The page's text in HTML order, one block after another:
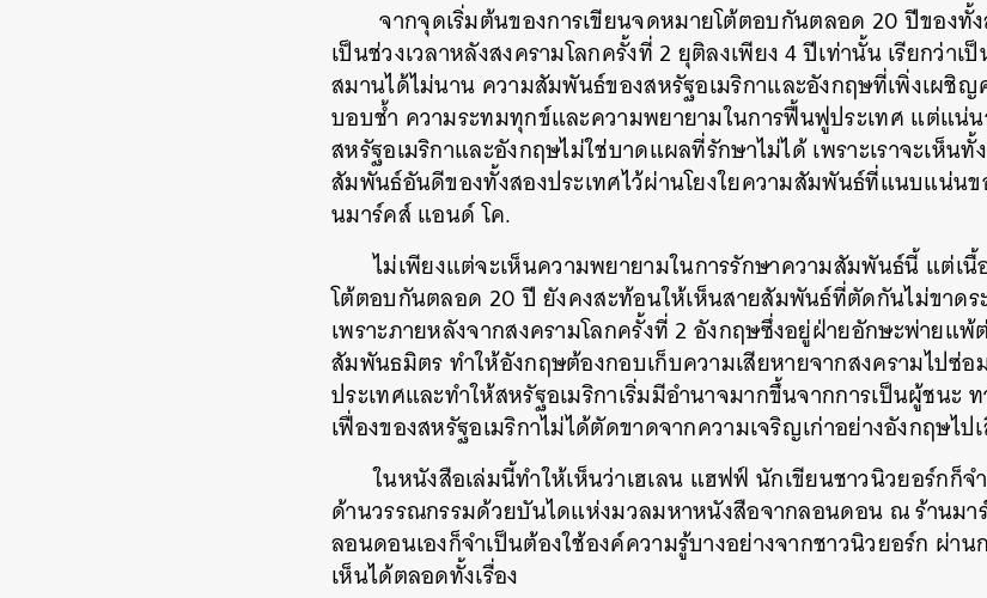
จากจุดเริ่มต้นของการเขียนจดหมายโต้ตอบกันตลอด 20ปีของทั้
เป็นช่วงเวลาหลังสงครามโลกครั้งที่ 2ยุติลงเพียง4ปีเท่านั้นเรียกว่าเ
สมานได้ไม่นาน ความสัมพันธ์ของสหรัฐอเมริกาและอังกฤษที่เพิ่งเผชิ
บอบช้ำ ความระทมทุกข์และความพยายามในการฟื้นฟูประเทศ แต่แน่น
สหรัฐอเมริกาและอังกฤษไม่ใช่บาดแผลที่รักษาไม่ได้เพราะเราจะเห็น
สัมพันธ์อันดีของทั้งสองประเทศไว้ผ่านโยงใยความสัมพันธ์ที่แนบแน่นข
นมาร์คส์แอนด์โค.
ไม่เพียงแต่จะเห็นความพยายามในการรักษาความสัมพันธ์นี้ แต่เ
โต้ตอบกันตลอด 20ปี ยังคงสะท้อนให้เห็นสายสัมพันธ์ที่ตัดกันไม่ขาดร
เพราะภายหลังจากสงครามโลกครั้งที่ 2อังกฤษซึ่งอยู่ฝ่ายอักษะพ่ายแพ้
สัมพันธมิตรทำให้อังกฤษต้องกอบเก็บความเสียหายจากสงครามไป
ประเทศและทำให้สหรัฐอเมริกาเริ่มมีอำนาจมากขึ้นจากการเป็นผู้ชนะ
เฟื่องของสหรัฐอเมริกาไม่ได้ตัดขาดจากความเจริญเก่าอย่างอังกฤษไป
ในหนังสือเล่มนี้ทำให้เห็นว่าเฮเลน แฮฟฟ์ นักเขียนชาวนิวยอร์กก็
ด้านวรรณกรรมด้วยบันไดแห่งมวลมหาหนังสือจากลอนดอน ณร้านมา
ลอนดอนเองก็จำเป็นต้องใช้องค์ความรู้บางอย่างจากชาวนิวยอร์ก ผ่าน
เห็นได้ตลอดทั้งเรื่อง